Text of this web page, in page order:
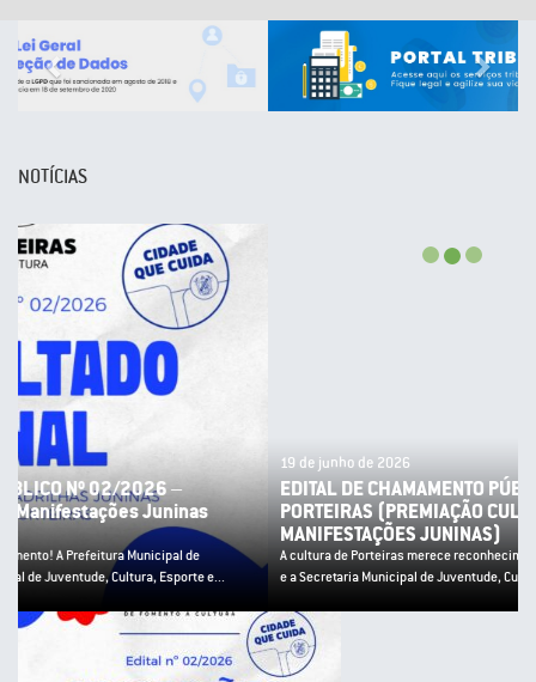
Previous
NOTÍCIAS
19 de junho de 2026
EDITAL DE CHAMAMENTO PÚBLICO Nº 02/2026 – PNAB
PORTEIRAS (PREMIAÇÃO CULTURA POPULAR E
MANIFESTAÇÕES JUNINAS)
A cultura de Porteiras merece reconhecimento! A Prefeitura Municipal de Porteiras
e a Secretaria Municipal de Juventude, Cultura, Esporte e...